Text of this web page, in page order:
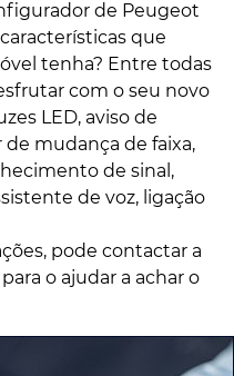
de Peugeot
que
tenha? Entre todas
com o seu novo
LED, aviso de
de mudança de faixa,
de sinal,
de voz, ligação
pode contactar a
o ajudar a achar o